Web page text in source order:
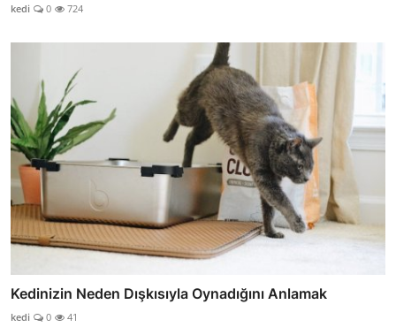
kedi 0 724
Kedinizin Neden Dışkısıyla Oynadığını Anlamak
kedi 0 41